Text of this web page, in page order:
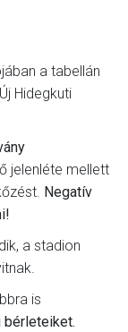
a tabellán
Hidegkuti
jelenléte mellett
Negatív
a stadion
is
bérleteiket.